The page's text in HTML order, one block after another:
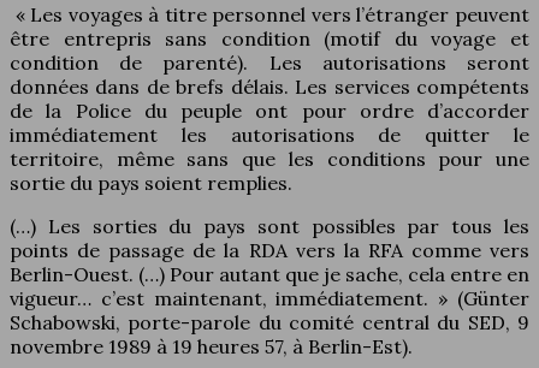
« Les voyages à titre personnel vers l’étranger peuvent
être entrepris sans condition (motif du voyage et
condition de parenté). Les autorisations seront
données dans de brefs délais. Les services compétents
de la Police du peuple ont pour ordre d’accorder
immédiatement les autorisations de quitter le
territoire, même sans que les conditions pour une
sortie du pays soient remplies.
(…) Les sorties du pays sont possibles par tous les
points de passage de la RDA vers la RFA comme vers
Berlin-Ouest. (…) Pour autant que je sache, cela entre en
vigueur… c’est maintenant, immédiatement. » (Günter
Schabowski, porte-parole du comité central du SED, 9
novembre 1989 à 19 heures 57, à Berlin-Est).